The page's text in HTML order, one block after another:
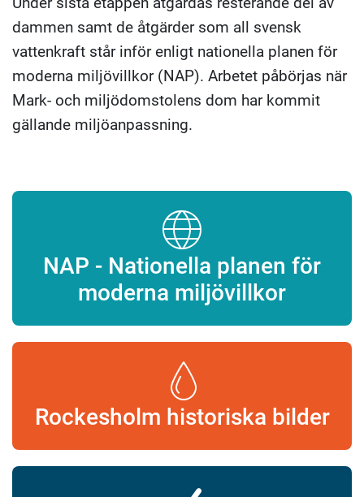
dammen samt de åtgärder som all svensk
vattenkraft står inför enligt nationella planen för
moderna miljövillkor (NAP). Arbetet påbörjas när
Mark- och miljödomstolens dom har kommit
gällande miljöanpassning.
NAP - Nationella planen för
moderna miljövillkor
Rockesholm historiska bilder